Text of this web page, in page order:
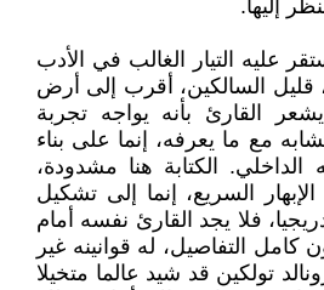
إليها.
عليه التيار الغالب في الأدب
السالكين، أقرب إلى أرض
القارئ بأنه يواجه تجربة
مع ما يعرفه، إنما على بناء
الكتابة هنا مشدودة،
السريع، إنما إلى تشكيل
فلا يجد القارئ نفسه أمام
التفاصيل، له قوانينه غير
تولكين قد شيد عالما متخيلا